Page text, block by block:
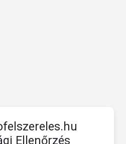
Ellenőrzés